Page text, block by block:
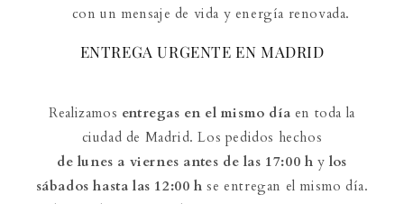
con un mensaje de vida y energía renovada.
ENTREGA URGENTE EN MADRID
Realizamos entregas en el mismo día en toda la
ciudad de Madrid. Los pedidos hechos
de lunes a viernes antes de las 17:00 h ylos
sábados hasta las 12:00 h se entregan el mismo día.